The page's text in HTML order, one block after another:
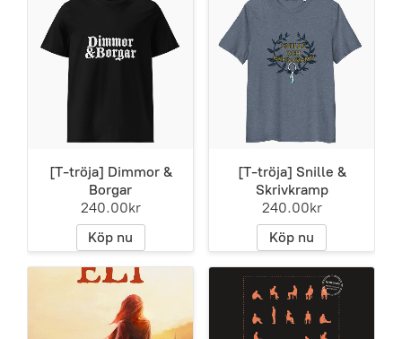
[T-tröja] Dimmor &
Borgar
240.00kr
Köp nu
[T-tröja] Snille &
Skrivkramp
240.00kr
Köp nu